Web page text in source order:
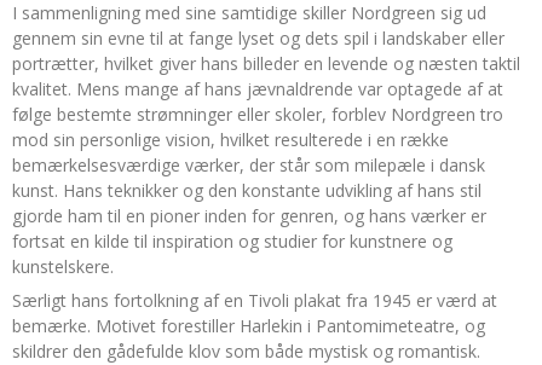
I sammenligning med sine samtidige skiller Nordgreen sig ud
gennem sin evne til at fange lyset og dets spil i landskaber eller
portrætter, hvilket giver hans billeder en levende og næsten taktil
kvalitet. Mens mange af hans jævnaldrende var optagede af at
følge bestemte strømninger eller skoler, forblev Nordgreen tro
mod sin personlige vision, hvilket resulterede i en række
bemærkelsesværdige værker, der står som milepæle i dansk
kunst. Hans teknikker og den konstante udvikling af hans stil
gjorde ham til en pioner inden for genren, og hans værker er
fortsat en kilde til inspiration og studier for kunstnere og
kunstelskere.
Særligt hans fortolkning af en Tivoli plakat fra 1945 er værd at
bemærke. Motivet forestiller Harlekin i Pantomimeteatre, og
skildrer den gådefulde klov som både mystisk og romantisk.